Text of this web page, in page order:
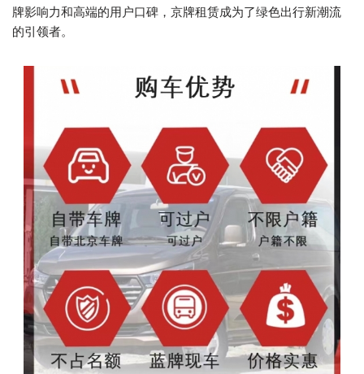
牌影响力和高端的用户口碑，京牌租赁成为了绿色出行新潮流
的引领者。